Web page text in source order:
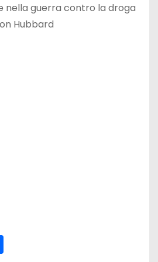
nella guerra contro la droga
Hubbard
C